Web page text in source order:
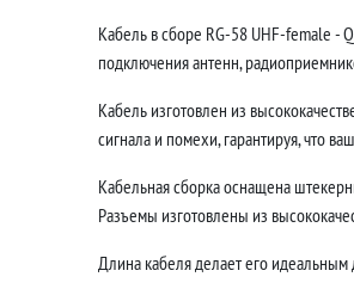
Кабель в сборе RG-58 UHF-female -
подключения антенн,
Кабель изготовлен из
сигнала и помехи, гарантируя, что
Кабельная сборка оснащена
Разъемы изготовлены из
Длина кабеля делает его идеальным